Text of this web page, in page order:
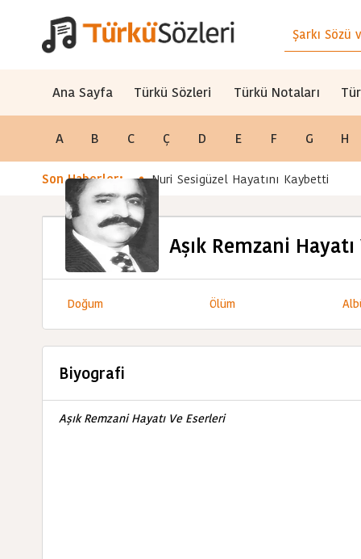
Ana Sayfa Türkü Sözleri Türkü Notaları
A B C Ç D E F G H
Son Haberler: Nuri Sesigüzel Hayatını Kaybetti
Aşık Remzani
Doğum Ölüm
Biyografi
Aşık Remzani Hayatı Ve Eserleri